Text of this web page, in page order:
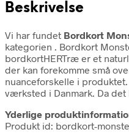
Beskrivelse
Vi har fundet Bordkort
kategorien . Bordkort
bordkortHERTræ er et
der kan forekomme små
nuanceforskelle i
værksted i Danmark. Da
Yderlige
Produkt id: bordkort-